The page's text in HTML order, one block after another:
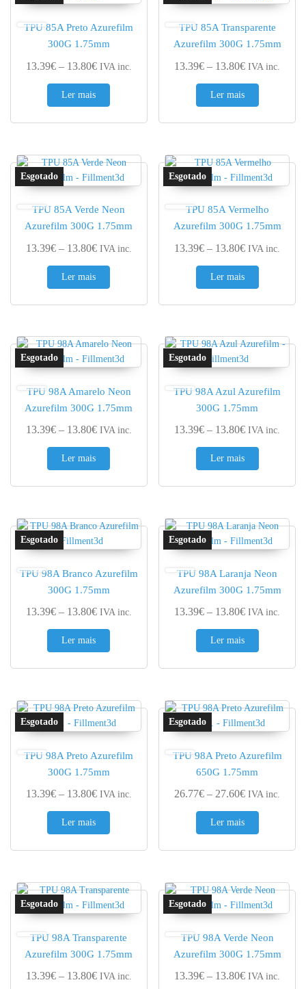
TPU 85A Preto Azurefilm
300G 1.75mm
13.39€ – 13.80€Price range: 13.39€ through 13.80€
IVA inc.
Ler mais
TPU 85A Transparente
Azurefilm 300G 1.75mm
13.39€ – 13.80€Price range:
IVA inc.
Ler mais
TPU 85A Verde Neon
Azurefilm 300G 1.75mm
13.39€ – 13.80€Price range: 13.39€ through 13.80€
IVA inc.
Ler mais
TPU 85A Vermelho
Azurefilm 300G 1.75mm
13.39€ – 13.80€Price range:
IVA inc.
Ler mais
TPU 98A Amarelo Neon
Azurefilm 300G 1.75mm
13.39€ – 13.80€Price range: 13.39€ through 13.80€
IVA inc.
Ler mais
TPU 98A Azul Azurefilm
300G 1.75mm
13.39€ – 13.80€Price range:
IVA inc.
Ler mais
TPU 98A Branco Azurefilm
300G 1.75mm
13.39€ – 13.80€Price range: 13.39€ through 13.80€
IVA inc.
Ler mais
TPU 98A Laranja Neon
Azurefilm 300G 1.75mm
13.39€ – 13.80€Price range:
IVA inc.
Ler mais
TPU 98A Preto Azurefilm
300G 1.75mm
13.39€ – 13.80€Price range: 13.39€ through 13.80€
IVA inc.
Ler mais
TPU 98A Preto Azurefilm
650G 1.75mm
26.77€ – 27.60€Price range:
IVA inc.
Ler mais
TPU 98A Transparente
Azurefilm 300G 1.75mm
13.39€ – 13.80€Price range: 13.39€ through 13.80€
IVA inc.
TPU 98A Verde Neon
Azurefilm 300G 1.75mm
13.39€ – 13.80€Price range:
IVA inc.